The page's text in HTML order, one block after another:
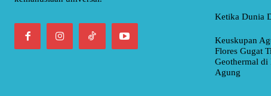
Ketika Dunia
Keuskupan
Flores Gugat
Geothermal di
Agung